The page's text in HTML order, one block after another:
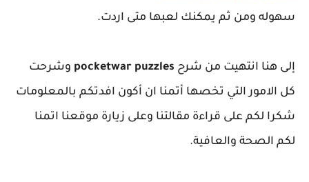
سهوله ومن ثم يمكنك لعبها متى اردت.
إلى هنا انتهيت من شرح pocketwar puzzles وشرحت
كل الامور التي تخصها أتمنا ان أكون افدتكم بالمعلومات
شكرا لكم على قراءة مقالتنا وعلى زيارة موقعنا اتمنا
لكم الصحة والعافية.